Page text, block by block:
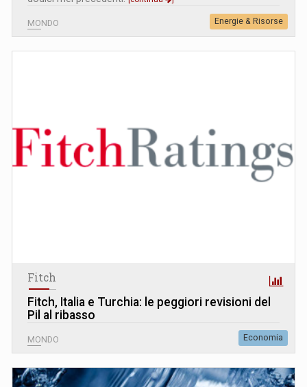
MONDO Energie & Risorse
Fitch
Fitch, Italia e Turchia: le peggiori revisioni del
Pil al ribasso
MONDO Economia